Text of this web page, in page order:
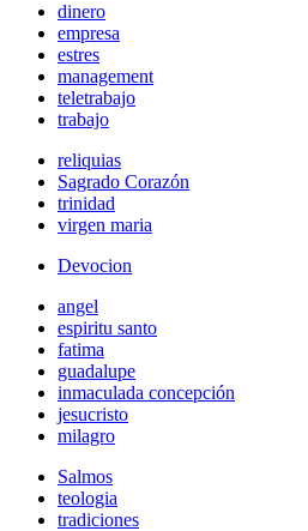
dinero
empresa
estres
management
teletrabajo
trabajo
reliquias
Sagrado Corazón
trinidad
virgen maria
Devocion
angel
espiritu santo
fatima
guadalupe
inmaculada concepción
jesucristo
milagro
Salmos
teologia
tradiciones